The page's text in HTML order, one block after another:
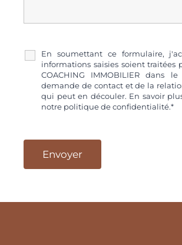
En soumettant ce formulaire,
informations saisies soient traitées
COACHING IMMOBILIER dans
demande de contact et de la
qui peut en découler. En savoir
notre politique de confidentialité.*